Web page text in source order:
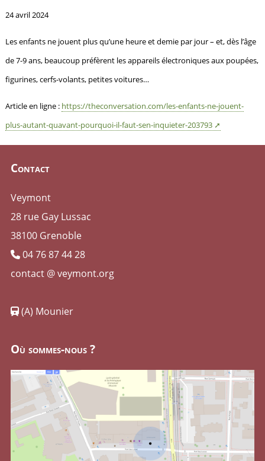
24 avril 2024
Les enfants ne jouent plus qu’une heure et demie par jour – et, dès l’âge
de 7-9 ans, beaucoup préfèrent les appareils électroniques aux poupées,
figurines, cerfs-volants, petites voitures…
Article en ligne : https://theconversation.com/les-enfants-ne-jouent-
plus-autant-quavant-pourquoi-il-faut-sen-inquieter-203793
Contact
Veymont
28 rue Gay Lussac
38100 Grenoble
04 76 87 44 28
contact @ veymont.org
(A) Mounier
Où sommes-nous ?